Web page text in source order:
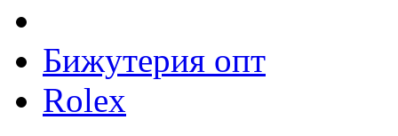
Бижутерия опт
Rolex